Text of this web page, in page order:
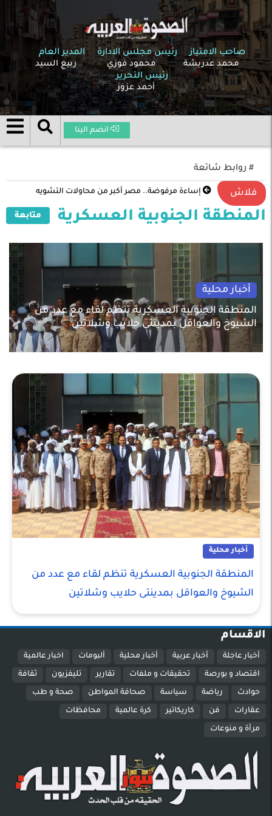
صاحب الامتياز
محمد عدريشة
رئيس مجلس الادارة
محمود فوزي
المدير العام
ربيع السيد
رئيس التحرير
أحمد عزوز
انضم الينا
# روابط شائعة
فلاش إساءة مرفوضة.. مصر أكبر من محاولات التشويه
المنطقة الجنوبية العسكرية متابعة
أخبار محلية
المنطقة الجنوبية العسكرية تنظم لقاء مع عدد من
الشيوخ والعواقل بمدينتى حلايب وشلاتين
أخبار محلية
المنطقة الجنوبية العسكرية تنظم لقاء مع عدد من
الشيوخ والعواقل بمدينتى حلايب وشلاتين
الاقسام
أخبار عاجلة أخبار عربية أخبار محلية ألبومات اخبار عالمية
اقتصاد و بورصة تحقيقات و ملفات تقارير تليفزيون ثقافة
حوادث رياضة سياسة صحافة المواطن صحة و طب
عقارات فن كاريكاتير كرة عالمية محافظات
مرأة و منوعات